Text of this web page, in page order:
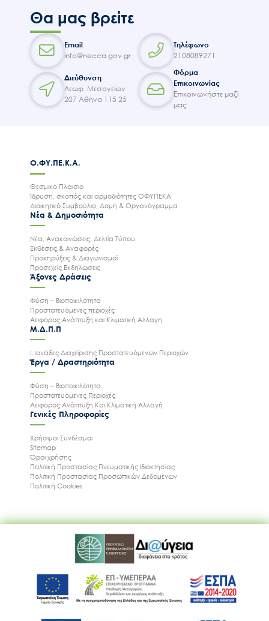
Ακολουθήστε μας
Θα μας βρείτε
Email
info@necca.gov.gr
Τηλέφωνο
2108089271
Διεύθυνση
Λεωφ. Μεσογείων
207 Αθήνα 115 25
Φόρμα
Επικοινωνίας
Επικοινωνήστε μαζί
μας
Ο.ΦΥ.ΠΕ.Κ.Α.
Θεσμικό Πλαισιο
Ίδρυση, σκοπός και αρμοδιότητες ΟΦΥΠΕΚΑ
Διοικητικό Συμβούλιο, Δομή & Οργανόγραμμα
Νέα & Δημοσιότητα
Νέα, Ανακοινώσεις, Δελτία Τύπου
Εκθέσεις & Αναφορές
Προκηρύξεις & Διαγωνισμοί
Προσεχείς Εκδηλώσεις
Άξονες Δράσεις
Φύση – Βιοποικιλότητα
Προστατευόμενες περιοχές
Αειφόρος Ανάπτυξη και Κλιματική Αλλαγή
Μ.Δ.Π.Π
Μονάδες Διαχείρισης Προστατευόμενων Περιοχών
Έργα / Δραστηριότητα
Φύση – Βιοποικιλότητα
Προστατευόμενες Περιοχές
Αειφόρος Ανάπτυξη Και Κλιματική Αλλαγή
Γενικές Πληροφορίες
Χρήσιμοι Συνδέσμοι
Sitemap
Όροι χρήσης
Πολιτική Προστασίας Πνευματικής Ιδιοκτησίας
Πολιτική Προστασίας Προσωπικών Δεδομένων
Πολιτική Cookies